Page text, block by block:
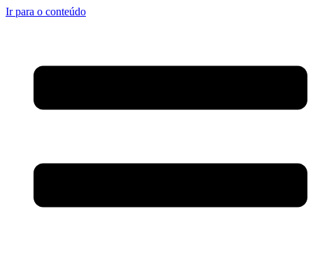
Ir para o conteúdo